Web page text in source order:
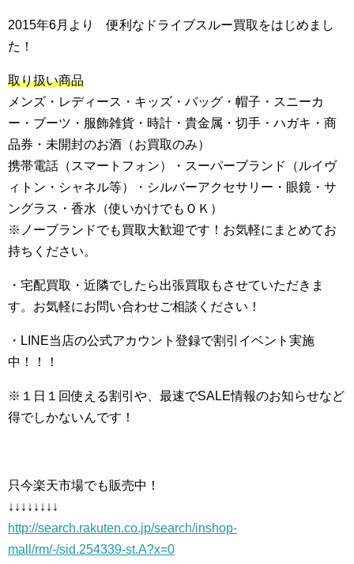
2015年6月より 便利なドライブスルー買取をはじめまし
た！
取り扱い商品
メンズ・レディース・キッズ・バッグ・帽子・スニーカ
ー・ブーツ・服飾雑貨・時計・貴金属・切手・ハガキ・商
品券・未開封のお酒（お買取のみ）
携帯電話（スマートフォン）・スーパーブランド（ルイヴ
ィトン・シャネル等）・シルバーアクセサリー・眼鏡・サ
ングラス・香水（使いかけでもＯＫ）
※ノーブランドでも買取大歓迎です！お気軽にまとめてお
持ちください。
・宅配買取・近隣でしたら出張買取もさせていただきま
す。お気軽にお問い合わせご相談ください！
・LINE当店の公式アカウント登録で割引イベント実施
中！！！
※１日１回使える割引や、最速でSALE情報のお知らせなど
得でしかないんです！
只今楽天市場でも販売中！
↓↓↓↓↓↓↓↓
http://search.rakuten.co.jp/search/inshop-
mall/rm/-/sid.254339-st.A?x=0